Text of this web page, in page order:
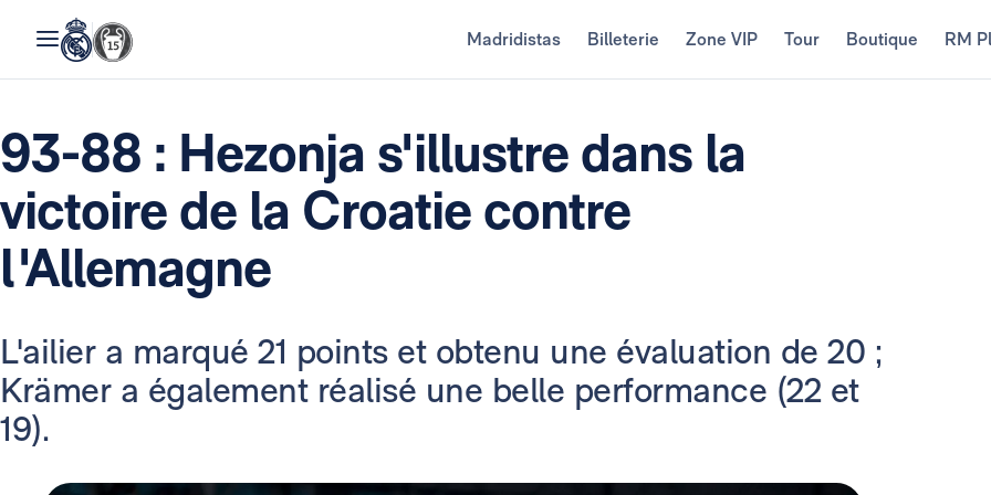
Madridistas Billeterie Zone VIP Tour Boutique RM
93-88 : Hezonja s'illustre dans la
victoire de la Croatie contre
l'Allemagne
L'ailier a marqué 21 points et obtenu une évaluation de 20 ;
Krämer a également réalisé une belle performance (22 et
19).